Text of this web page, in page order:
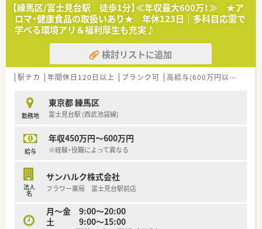
【練馬区/富士見台駅 徒歩1分】≪年収最大600万！≫ ★ア
ロマ・健康食品の取扱いあり★ 年休123日│多科目応需で
学べる環境アリ＆福利厚生も充実♪
検討リストに追加
駅チカ 年間休日120日以上 ブランク可 高給与(600万円以上)
勤務地
東京都 練馬区
富士見台駅 (西武池袋線)
給与
年収450万円～600万円
※経験・役職によって異なる
法人
名
サンハルク株式会社
フラワー薬局 富士見台駅前店
月～金 9:00～20:00
土 9:00～15:00